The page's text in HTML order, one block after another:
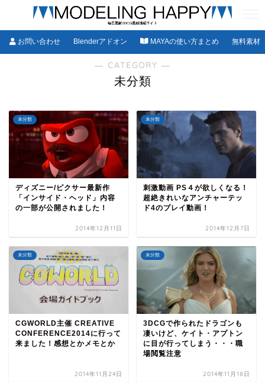
お問い合わせ Blenderアドオン MAYAの使い方まとめ 無料素材
― CATEGORY ―
未分類
未分類
ディズニー/ピクサー最新作
「インサイド・ヘッド」内容
の一部が公開されました！
2014年12月11日
未分類
刺激動画 PS４が欲しくなる！
超絶きれいなアンチャーテッ
ド4のプレイ動画！
2014年12月7日
未分類
CGWORLD主催 CREATIVE
CONFERENCE2014に行って
来ました！感想とかメモとか
2014年11月24日
未分類
3DCGで作られたドラゴンも
凄いけど、ケイト・アプトン
に目が行ってしまう・・・職
場閲覧注意
2014年11月18日